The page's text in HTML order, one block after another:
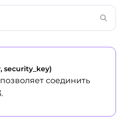
security_key)
соединить